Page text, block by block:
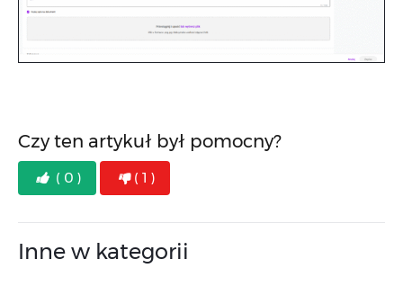
Czy ten artykuł był pomocny?
( 0 ) ( 1 )
Inne w kategorii